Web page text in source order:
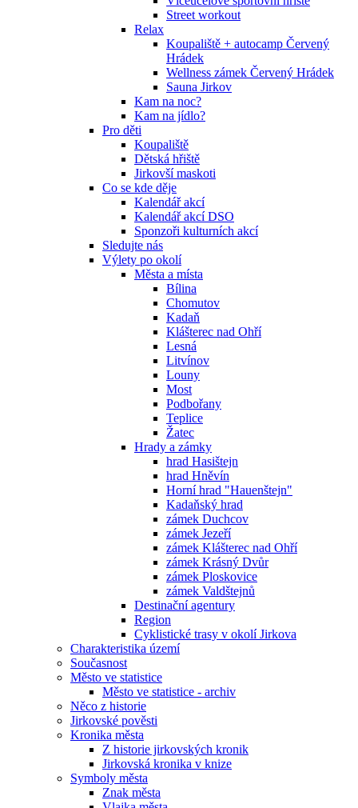
Street workout
Relax
Koupaliště + autocamp Červený
Hrádek
Wellness zámek Červený Hrádek
Sauna Jirkov
Kam na noc?
Kam na jídlo?
Pro děti
Koupaliště
Dětská hřiště
Jirkovší maskoti
Co se kde děje
Kalendář akcí
Kalendář akcí DSO
Sponzoři kulturních akcí
Sledujte nás
Výlety po okolí
Města a místa
Bílina
Chomutov
Kadaň
Klášterec nad Ohří
Lesná
Litvínov
Louny
Most
Podbořany
Teplice
Žatec
Hrady a zámky
hrad Hasištejn
hrad Hněvín
Horní hrad "Hauenštejn"
Kadaňský hrad
zámek Duchcov
zámek Jezeří
zámek Klášterec nad Ohří
zámek Krásný Dvůr
zámek Ploskovice
zámek Valdštejnů
Destinační agentury
Region
Cyklistické trasy v okolí Jirkova
Charakteristika území
Současnost
Město ve statistice
Město ve statistice - archiv
Něco z historie
Jirkovské pověsti
Kronika města
Z historie jirkovských kronik
Jirkovská kronika v knize
Symboly města
Znak města